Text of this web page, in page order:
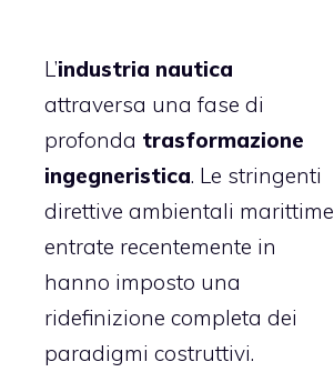
L’industria nautica
attraversa una fase di
profonda trasformazione
ingegneristica. Le stringenti
direttive ambientali marittime
entrate recentemente in
hanno imposto una
ridefinizione completa dei
paradigmi costruttivi.